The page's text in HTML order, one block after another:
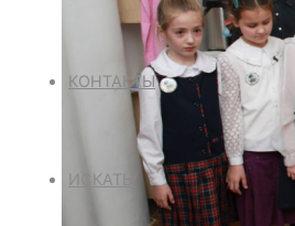
КОНТАКТЫ
ИСКАТЬ: